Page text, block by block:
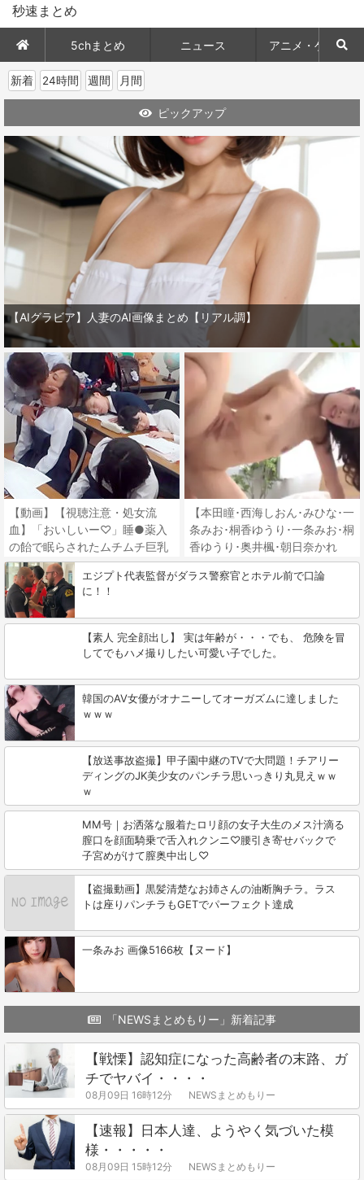
秒速まとめ
5chまとめ ニュース アニメ・ゲーム
新着 24時間 週間 月間
ピックアップ
【AIグラビア】人妻のAI画像まとめ【リアル調】
【動画】【視聴注意・処女流
血】「おいしいー♡」睡●薬入
の飴で眠らされたムチムチ巨乳
おっぱいの美少女達が次々と膣
内射精されるｗｗ
【本田瞳･西海しおん･みひな･一
条みお･桐香ゆうり･一条みお･桐
香ゆうり･奥井楓･朝日奈かれ
ん】《エロ動画×人妻･寝取り》
満たされない心を埋めるように
人妻の姿
エジプト代表監督がダラス警察官とホテル前で口論
に！！
【素人 完全顔出し】 実は年齢が・・・でも、 危険を冒
してでもハメ撮りしたい可愛い子でした。
韓国のAV女優がオナニーしてオーガズムに達しました
ｗｗｗ
【放送事故盗撮】甲子園中継のTVで大問題！チアリー
ディングのJK美少女のパンチラ思いっきり丸見えｗｗ
ｗ
MM号｜お洒落な服着たロリ顔の女子大生のメス汁滴る
膣口を顔面騎乗で舌入れクンニ♡腰引き寄せバックで
子宮めがけて膣奥中出し♡
【盗撮動画】黒髪清楚なお姉さんの油断胸チラ。ラス
トは座りパンチラもGETでパーフェクト達成
一条みお 画像5166枚【ヌード】
「NEWSまとめもりー」新着記事
【戦慄】認知症になった高齢者の末路、ガ
チでヤバイ・・・・
08月09日 16時12分 NEWSまとめもりー
【速報】日本人達、ようやく気づいた模
様・・・・・
08月09日 15時12分 NEWSまとめもりー